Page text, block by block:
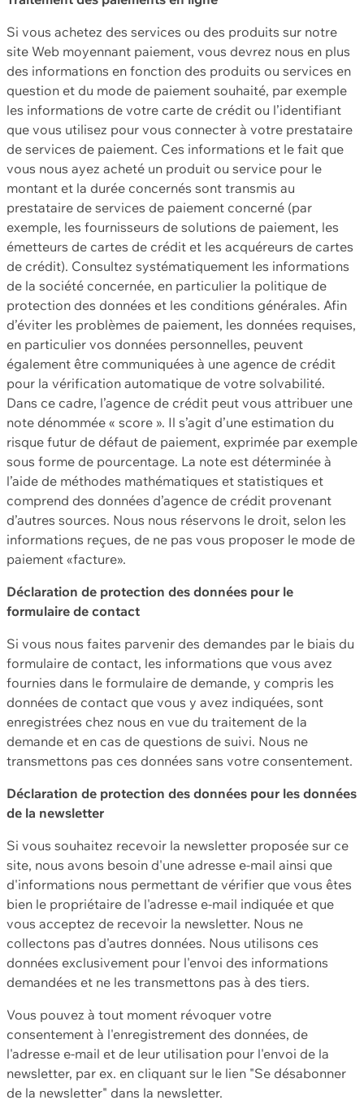
Si vous achetez des services ou des produits sur notre
site Web moyennant paiement, vous devrez nous en plus
des informations en fonction des produits ou services en
question et du mode de paiement souhaité, par exemple
les informations de votre carte de crédit ou l’identifiant
que vous utilisez pour vous connecter à votre prestataire
de services de paiement. Ces informations et le fait que
vous nous ayez acheté un produit ou service pour le
montant et la durée concernés sont transmis au
prestataire de services de paiement concerné (par
exemple, les fournisseurs de solutions de paiement, les
émetteurs de cartes de crédit et les acquéreurs de cartes
de crédit). Consultez systématiquement les informations
de la société concernée, en particulier la politique de
protection des données et les conditions générales. Afin
d’éviter les problèmes de paiement, les données requises,
en particulier vos données personnelles, peuvent
également être communiquées à une agence de crédit
pour la vérification automatique de votre solvabilité.
Dans ce cadre, l’agence de crédit peut vous attribuer une
note dénommée « score ». Il s’agit d’une estimation du
risque futur de défaut de paiement, exprimée par exemple
sous forme de pourcentage. La note est déterminée à
l’aide de méthodes mathématiques et statistiques et
comprend des données d’agence de crédit provenant
d’autres sources. Nous nous réservons le droit, selon les
informations reçues, de ne pas vous proposer le mode de
paiement «facture».
Déclaration de protection des données pour le
formulaire de contact
Si vous nous faites parvenir des demandes par le biais du
formulaire de contact, les informations que vous avez
fournies dans le formulaire de demande, y compris les
données de contact que vous y avez indiquées, sont
enregistrées chez nous en vue du traitement de la
demande et en cas de questions de suivi. Nous ne
transmettons pas ces données sans votre consentement.
Déclaration de protection des données pour les données
de la newsletter
Si vous souhaitez recevoir la newsletter proposée sur ce
site, nous avons besoin d'une adresse e-mail ainsi que
d'informations nous permettant de vérifier que vous êtes
bien le propriétaire de l'adresse e-mail indiquée et que
vous acceptez de recevoir la newsletter. Nous ne
collectons pas d'autres données. Nous utilisons ces
données exclusivement pour l'envoi des informations
demandées et ne les transmettons pas à des tiers.
Vous pouvez à tout moment révoquer votre
consentement à l'enregistrement des données, de
l'adresse e-mail et de leur utilisation pour l'envoi de la
newsletter, par ex. en cliquant sur le lien "Se désabonner
de la newsletter" dans la newsletter.